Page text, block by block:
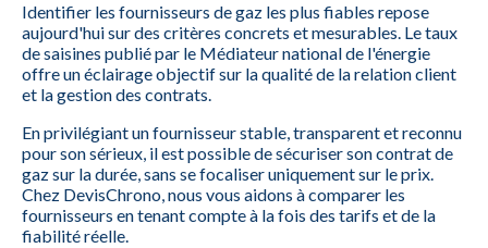
Identifier les fournisseurs de gaz les plus fiables repose
aujourd'hui sur des critères concrets et mesurables. Le taux
de saisines publié par le Médiateur national de l'énergie
offre un éclairage objectif sur la qualité de la relation client
et la gestion des contrats.
En privilégiant un fournisseur stable, transparent et reconnu
pour son sérieux, il est possible de sécuriser son contrat de
gaz sur la durée, sans se focaliser uniquement sur le prix.
Chez DevisChrono, nous vous aidons à comparer les
fournisseurs en tenant compte à la fois des tarifs et de la
fiabilité réelle.